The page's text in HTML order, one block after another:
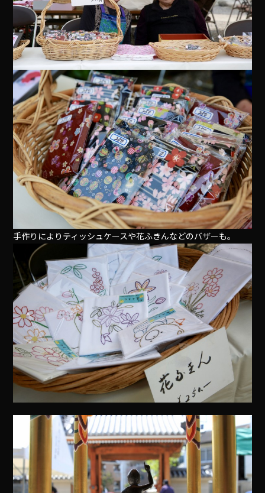
手作りによりティッシュケースや花ふきんなどのバザーも。